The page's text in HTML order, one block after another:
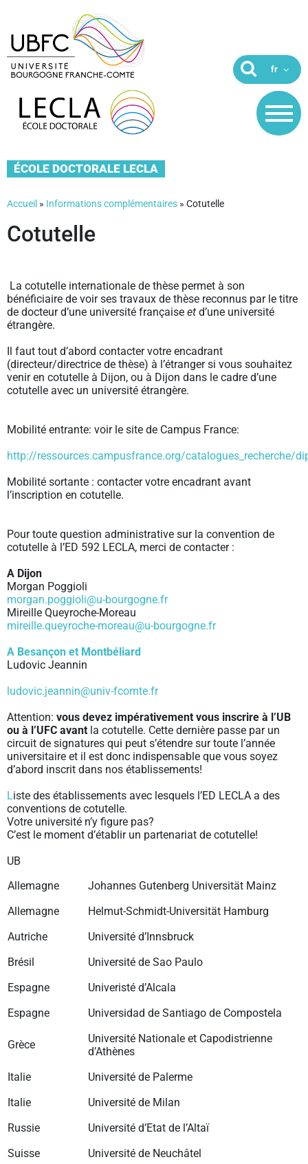
ÉCOLE DOCTORALE LECLA
Accueil » Informations complémentaires » Cotutelle
Cotutelle
La cotutelle internationale de thèse permet à son
bénéficiaire de voir ses travaux de thèse reconnus par le titre
de docteur d’une université française et d’une université
étrangère.
Il faut tout d’abord contacter votre encadrant
(directeur/directrice de thèse) à l’étranger si vous souhaitez
venir en cotutelle à Dijon, ou à Dijon dans le cadre d’une
cotutelle avec un université étrangère.
Mobilité entrante: voir le site de Campus France:
http://ressources.campusfrance.org/catalogues_recherche/
Mobilité sortante : contacter votre encadrant avant
l’inscription en cotutelle.
Pour toute question administrative sur la convention de
cotutelle à l’ED 592 LECLA, merci de contacter :
A Dijon
Morgan Poggioli
morgan.poggioli@u-bourgogne.fr
Mireille Queyroche-Moreau
mireille.queyroche-moreau@u-bourgogne.fr
A Besançon et Montbéliard
Ludovic Jeannin
ludovic.jeannin@univ-fcomte.fr
Attention: vous devez impérativement vous inscrire à l’UB
ou à l’UFC avant la cotutelle. Cette dernière passe par un
circuit de signatures qui peut s’étendre sur toute l’année
universitaire et il est donc indispensable que vous soyez
d’abord inscrit dans nos établissements!
Liste des établissements avec lesquels l’ED LECLA a des
conventions de cotutelle.
Votre université n’y figure pas?
C’est le moment d’établir un partenariat de cotutelle!
UB
Allemagne
Johannes Gutenberg Universität Mainz
Allemagne
Helmut-Schmidt-Universität Hamburg
Autriche
Université d’Innsbruck
Brésil
Université de Sao Paulo
Espagne
Univeristé d’Alcala
Espagne
Universidad de Santiago de Compostela
Grèce
Université Nationale et Capodistrienne
d’Athènes
Italie
Université de Palerme
Italie
Université de Milan
Russie
Université d’Etat de l’Altaï
Suisse
Université de Neuchâtel